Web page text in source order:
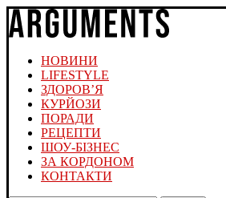
НОВИНИ
LIFESTYLE
ЗДОРОВ’Я
КУРЙОЗИ
ПОРАДИ
РЕЦЕПТИ
ШОУ-БІЗНЕС
ЗА КОРДОНОМ
КОНТАКТИ